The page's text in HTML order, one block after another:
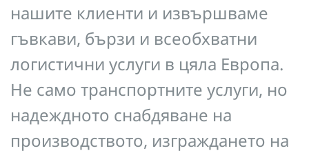
нашите клиенти и извършваме
гъвкави, бързи и всеобхватни
логистични услуги в цяла Европа.
Не само транспортните услуги, но
надеждното снабдяване на
производството, изграждането на